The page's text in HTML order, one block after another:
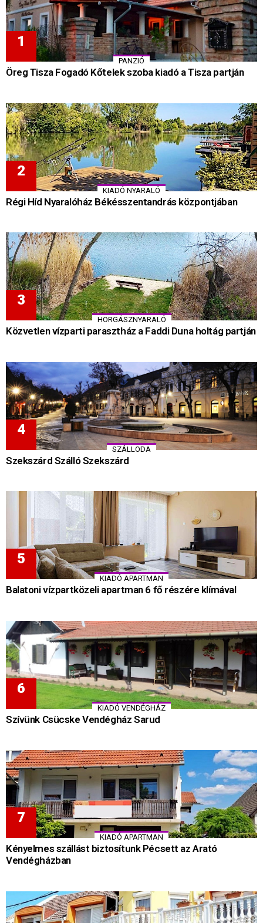
PANZIÓ
Öreg Tisza Fogadó Kőtelek szoba kiadó a Tisza partján
KIADÓ NYARALÓ
Régi Híd Nyaralóház Békésszentandrás központjában
HORGÁSZNYARALÓ
Közvetlen vízparti parasztház a Faddi Duna holtág partján
SZÁLLODA
Szekszárd Szálló Szekszárd
KIADÓ APARTMAN
Balatoni vízpartközeli apartman 6 fő részére klímával
KIADÓ VENDÉGHÁZ
Szívünk Csücske Vendégház Sarud
KIADÓ APARTMAN
Kényelmes szállást biztosítunk Pécsett az Arató
Vendégházban